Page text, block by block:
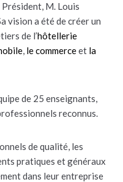
Président, M. Louis
vision a été de créer un
de l’hôtellerie
, le commerceet la
de 25 enseignants,
reconnus.
de qualité, les
pratiques et généraux
dans leur entreprise